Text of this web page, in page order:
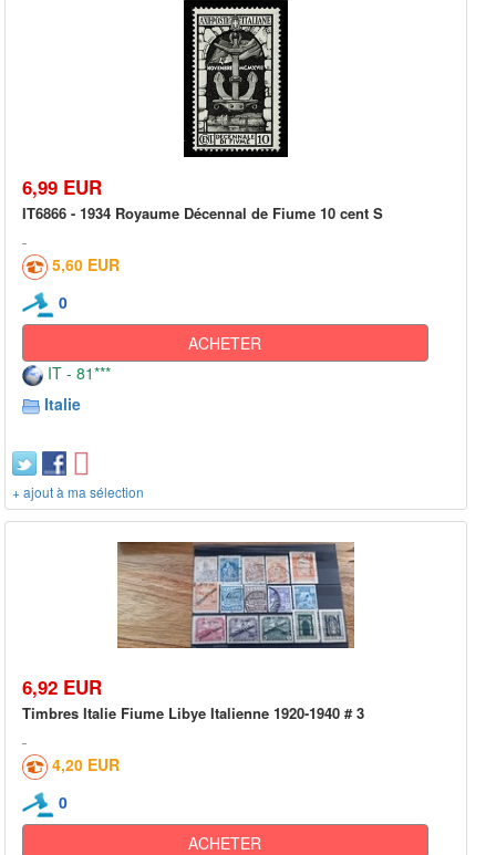
6,99 EUR
IT6866 - 1934 Royaume Décennal de Fiume 10 cent S
5,60 EUR
0
ACHETER
IT - 81***
Italie
+ ajout à ma sélection
6,92 EUR
Timbres Italie Fiume Libye Italienne 1920-1940 # 3
4,20 EUR
0
ACHETER